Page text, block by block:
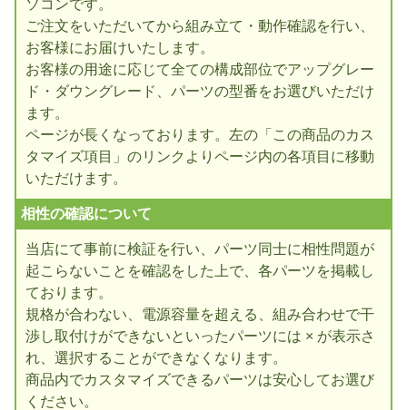
ソコンです。
ご注文をいただいてから組み立て・動作確認を行い、
お客様にお届けいたします。
お客様の用途に応じて全ての構成部位でアップグレー
ド・ダウングレード、パーツの型番をお選びいただけ
ます。
ページが長くなっております。左の「この商品のカス
タマイズ項目」のリンクよりページ内の各項目に移動
いただけます。
相性の確認について
当店にて事前に検証を行い、パーツ同士に相性問題が
起こらないことを確認をした上で、各パーツを掲載し
ております。
規格が合わない、電源容量を超える、組み合わせで干
渉し取付けができないといったパーツには × が表示さ
れ、選択することができなくなります。
商品内でカスタマイズできるパーツは安心してお選び
ください。